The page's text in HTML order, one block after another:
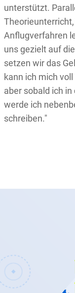
unterstützt.
Anflugverfahren
uns gezielt auf
setzen wir das
kann ich mich
aber sobald ich
werde ich
schreiben."